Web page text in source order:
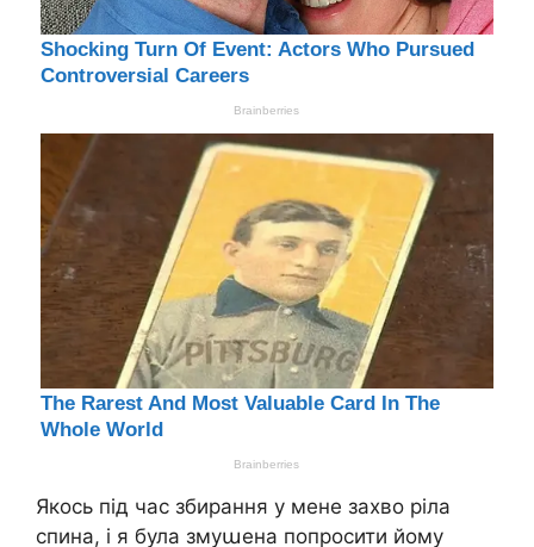
Якось під час збирання у мене захво ріла
спина, і я була змуաена попросити йому